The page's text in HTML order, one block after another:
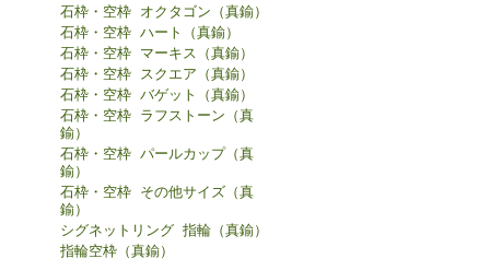
石枠・空枠 オクタゴン（真鍮）
石枠・空枠 ハート（真鍮）
石枠・空枠 マーキス（真鍮）
石枠・空枠 スクエア（真鍮）
石枠・空枠 バゲット（真鍮）
石枠・空枠 ラフストーン（真
鍮）
石枠・空枠 パールカップ（真
鍮）
石枠・空枠 その他サイズ（真
鍮）
シグネットリング 指輪（真鍮）
指輪空枠（真鍮）